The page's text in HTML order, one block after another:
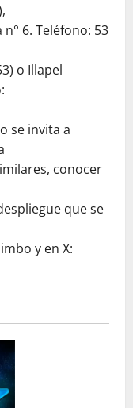
6. Teléfono: 53
o Illapel
se invita a
conocer
que se
y en X: